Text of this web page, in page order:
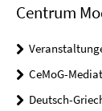
Centrum
CeMoG-
Deutsch-